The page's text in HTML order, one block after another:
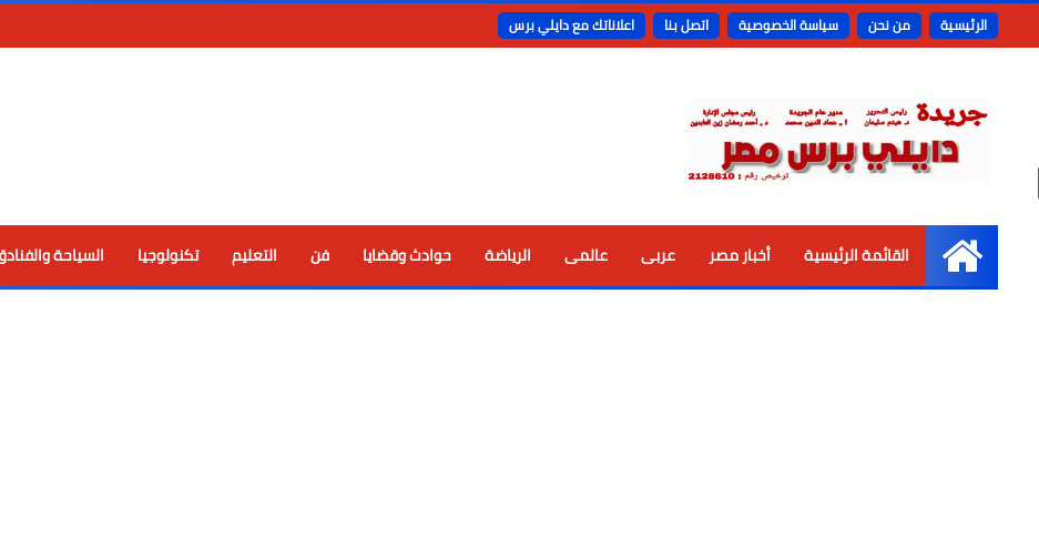
الرئيسية من نحن سياسة الخصوصية اتصل بنا اعلاناتك مع دايلي برس
الرئيسية
القائمة الرئيسية أخبار مصر عربى عالمى الرياضة حوادث وقضايا فن التعليم تكنولوجيا السياحة